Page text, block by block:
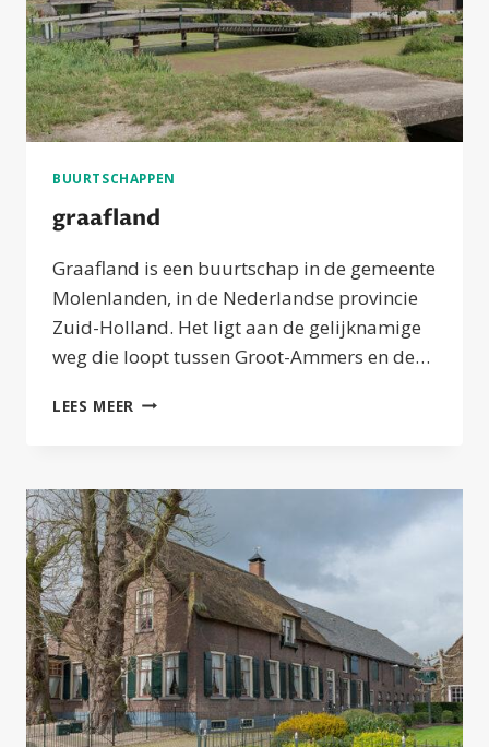
BUURTSCHAPPEN
graafland
Graafland is een buurtschap in de gemeente
Molenlanden, in de Nederlandse provincie
Zuid-Holland. Het ligt aan de gelijknamige
weg die loopt tussen Groot-Ammers en de…
LEES MEER GRAAFLAND